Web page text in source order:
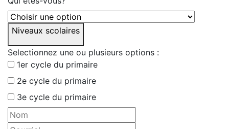
Niveaux scolaires
Selectionnez une ou plusieurs options :
1er cycle du primaire
2e cycle du primaire
3e cycle du primaire